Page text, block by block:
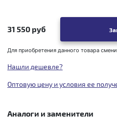
31 550 руб
Для приобретения данного товара
Нашли дешевле?
Оптовую цену и условия ее
Аналоги и заменители